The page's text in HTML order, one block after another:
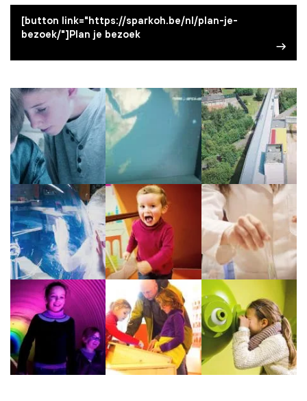
[button link="https://sparkoh.be/nl/plan-je-
bezoek/"]Plan je bezoek